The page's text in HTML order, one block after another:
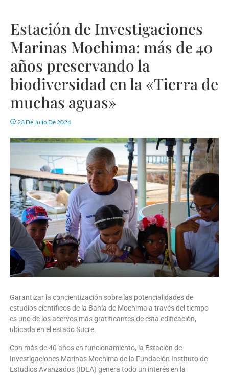
Estación de Investigaciones
Marinas Mochima: más de 40
años preservando la
biodiversidad en la «Tierra de
muchas aguas»
23 De Julio De 2024
Garantizar la concientización sobre las potencialidades de
estudios científicos de la Bahía de Mochima a través del tiempo
es uno de los acervos más gratificantes de esta edificación,
ubicada en el estado Sucre.
Con más de 40 años en funcionamiento, la Estación de
Investigaciones Marinas Mochima de la Fundación Instituto de
Estudios Avanzados (IDEA) genera todo un interés en la